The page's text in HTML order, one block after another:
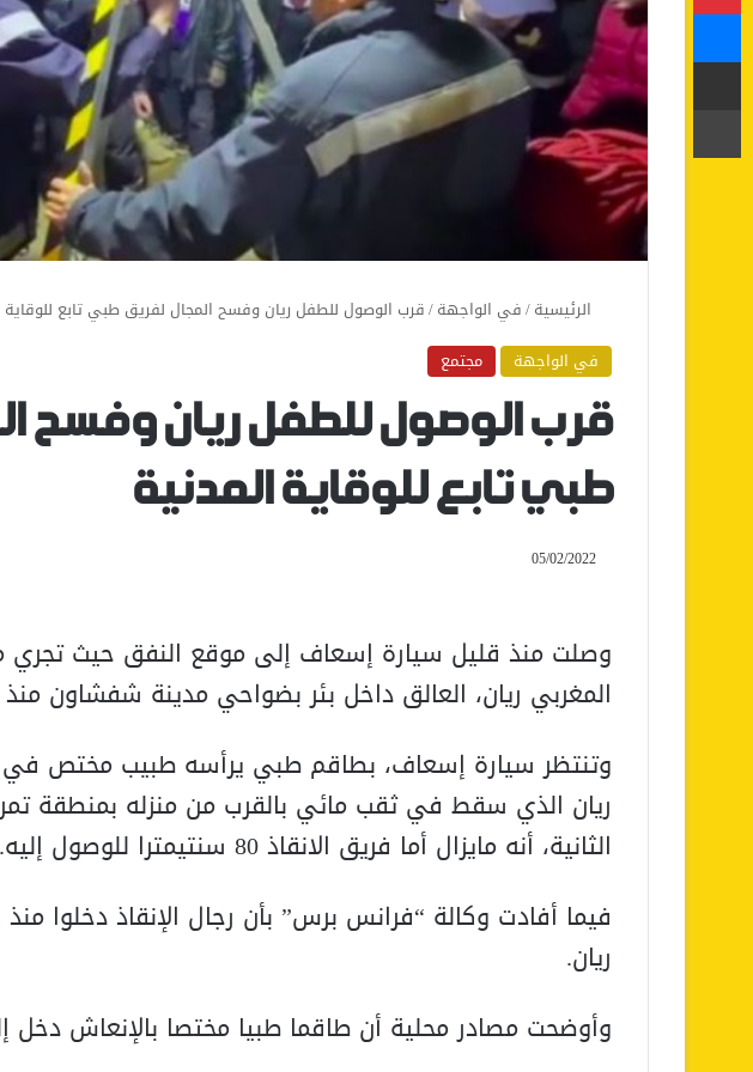
الرئيسية/في الواجهة/قرب الوصول للطفل ريان وفسح المجال لفريق طبي تابع للوقاية
في الواجهة
مجتمع
قرب الوصول للطفل ريان وفسح
طبي تابع للوقاية المدنية
05/02/2022
وصلت منذ قليل سيارة إسعاف إلى موقع النفق حيث تجري
المغربي ريان، العالق داخل بئر بضواحي مدينة شفشاون منذ
وتنتظر سيارة إسعاف، بطاقم طبي يرأسه طبيب مختص في
ريان الذي سقط في ثقب مائي بالقرب من منزله بمنطقة
الثانية، أنه مايزال أما فريق الانقاذ 80 سنتيمترا للوصول إليه.
فيما أفادت وكالة “فرانس برس” بأن رجال الإنقاذ دخلوا
ريان.
وأوضحت مصادر محلية أن طاقما طبيا مختصا بالإنعاش دخل